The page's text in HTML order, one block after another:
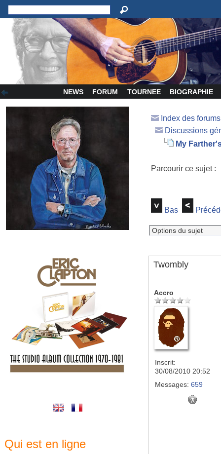
NEWS FORUM TOURNEE BIOGRAPHIE
Qui est en ligne
Index des
Discussions
My
Parcourir ce sujet
Bas
Twombly
Accro
Inscrit:
30/08/2010 20:52
Messages: 659